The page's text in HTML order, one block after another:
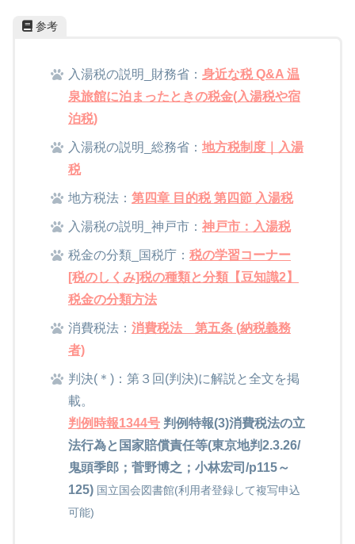
参考
入湯税の説明_財務省： 身近な税 Q&A 温
泉旅館に泊まったときの税金(入湯税や宿
泊税)
入湯税の説明_総務省： 地方税制度｜入湯
税
地方税法： 第四章 目的税 第四節 入湯税
入湯税の説明_神戸市： 神戸市：入湯税
税金の分類_国税庁： 税の学習コーナー
[税のしくみ]税の種類と分類【豆知識2】
税金の分類方法
消費税法： 消費税法 第五条 (納税義務
者)
判決(＊)：第３回(判決)に解説と全文を掲
載。
判例時報1344号判例特報(3)消費税法の立
法行為と国家賠償責任等(東京地判2.3.26/
鬼頭季郎；菅野博之；小林宏司/p115～
125) 国立国会図書館(利用者登録して複写申込
可能)